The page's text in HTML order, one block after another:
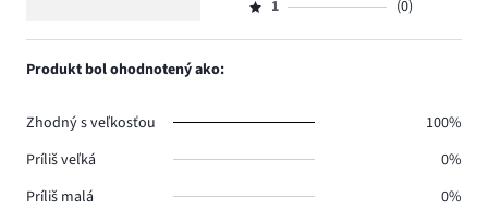
počet
2,
Hodnotenie
1,
1 (0)
Produkt bol ohodnotený ako:
Zhodný s veľkosťou
100%
Príliš veľká
0%
Príliš malá
0%